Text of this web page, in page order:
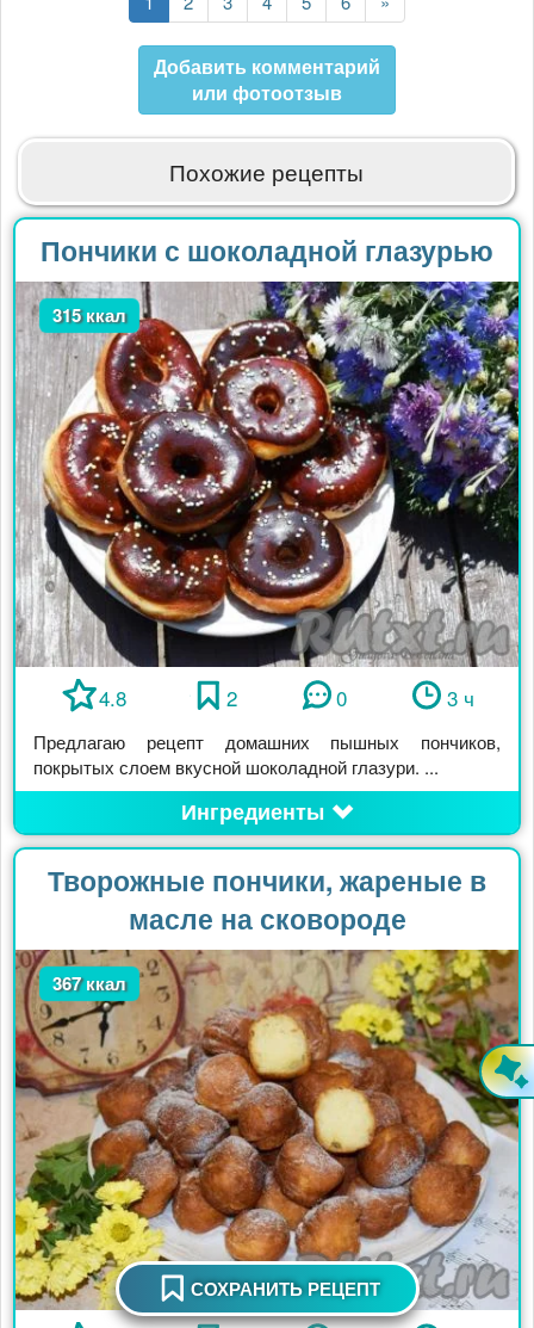
страница
страница
Добавить комментарий
или фотоотзыв
Похожие рецепты
Пончики с шоколадной глазурью
315 ккал
4.8 2 0 3 ч
Предлагаю рецепт домашних пышных пончиков,
покрытых слоем вкусной шоколадной глазури. ...
Ингредиенты
Творожные пончики, жареные в
масле на сковороде
367 ккал
СОХРАНИТЬ РЕЦЕПТ